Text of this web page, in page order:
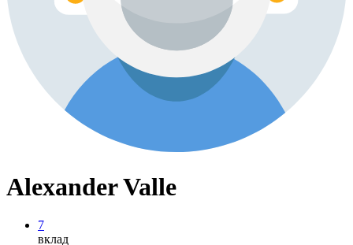
Alexander Valle
7
вклад